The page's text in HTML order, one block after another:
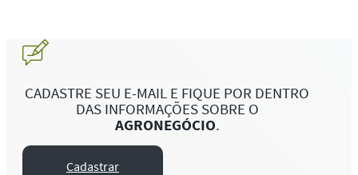
CADASTRE SEU E-MAIL E FIQUE POR DENTRO
DAS INFORMAÇÕES SOBRE O
AGRONEGÓCIO.
Cadastrar